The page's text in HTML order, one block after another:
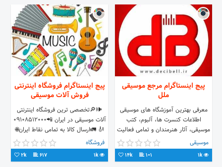
پیج اینستاگرام مرجع موسیقی
ملل
معرفی بهترین آموزشگاه های موسیقی
اطلاعات کنسرت ها، آلبوم، کتب
موسیقی، آثار هنرمندان و تمامی فعالیت
های عرصه ی موسیقی کسب اطلاعات
بیشتر 👈👈👈
موسیقی
1k
101
14k
پیج اینستاگرام فروشگاه اینترنتی
فروش آلات موسیقی
🕪🔎تخصصی ترین فروشگاه اینترنتی
آلات موسیقی در ایران 📲09108512000
🎻 🚛ارسال کالا به تمامی نقاط ایران🌐
StoreManagers 📣📣payam.azar
👨‍💼pouya.azar👨
فروشگاه
1k
617
2k